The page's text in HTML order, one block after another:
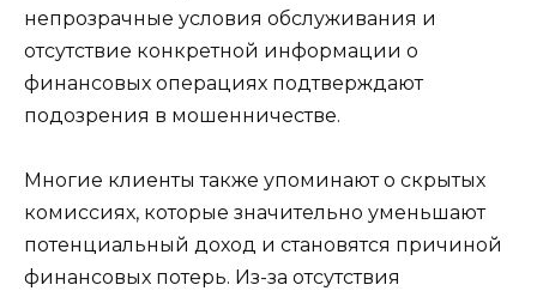
непрозрачные условия обслуживания и
отсутствие конкретной информации о
финансовых операциях подтверждают
подозрения в мошенничестве.
Многие клиенты также упоминают о скрытых
комиссиях, которые значительно уменьшают
потенциальный доход и становятся причиной
финансовых потерь. Из-за отсутствия